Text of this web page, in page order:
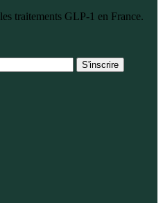
traitements GLP-1 en France.
S'inscrire